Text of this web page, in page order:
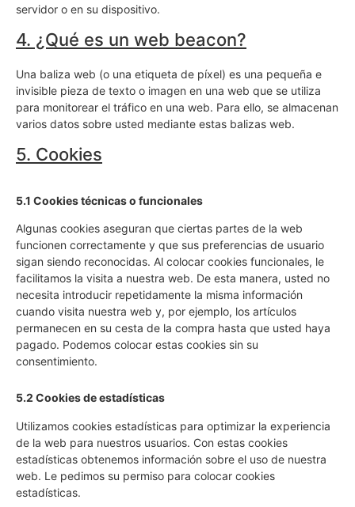
servidor o en su dispositivo.
4. ¿Qué es un web beacon?
Una baliza web (o una etiqueta de píxel) es una pequeña e
invisible pieza de texto o imagen en una web que se utiliza
para monitorear el tráfico en una web. Para ello, se almacenan
varios datos sobre usted mediante estas balizas web.
5. Cookies
5.1 Cookies técnicas o funcionales
Algunas cookies aseguran que ciertas partes de la web
funcionen correctamente y que sus preferencias de usuario
sigan siendo reconocidas. Al colocar cookies funcionales, le
facilitamos la visita a nuestra web. De esta manera, usted no
necesita introducir repetidamente la misma información
cuando visita nuestra web y, por ejemplo, los artículos
permanecen en su cesta de la compra hasta que usted haya
pagado. Podemos colocar estas cookies sin su
consentimiento.
5.2 Cookies de estadísticas
Utilizamos cookies estadísticas para optimizar la experiencia
de la web para nuestros usuarios. Con estas cookies
estadísticas obtenemos información sobre el uso de nuestra
web. Le pedimos su permiso para colocar cookies
estadísticas.